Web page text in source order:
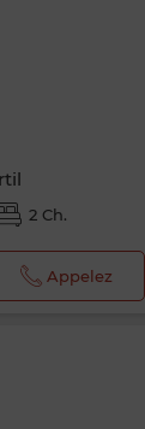
2 Ch.
Appelez